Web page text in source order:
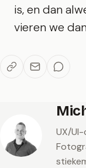
is, en dan
vieren we
UX/